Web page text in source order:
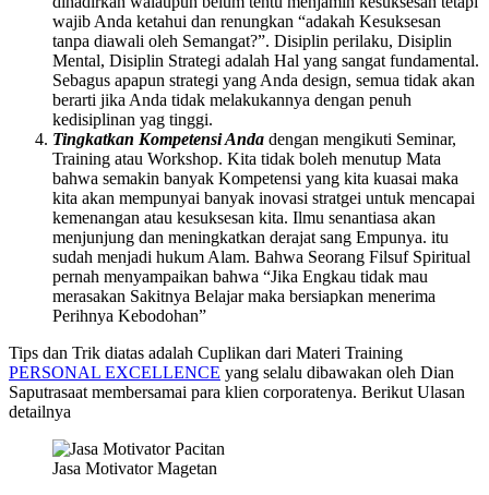
wajib Anda ketahui dan renungkan “adakah Kesuksesan
tanpa diawali oleh Semangat?”. Disiplin perilaku, Disiplin
Mental, Disiplin Strategi adalah Hal yang sangat fundamental.
Sebagus apapun strategi yang Anda design, semua tidak akan
berarti jika Anda tidak melakukannya dengan penuh
kedisiplinan yag tinggi.
Tingkatkan Kompetensi Anda dengan mengikuti Seminar,
Training atau Workshop. Kita tidak boleh menutup Mata
bahwa semakin banyak Kompetensi yang kita kuasai maka
kita akan mempunyai banyak inovasi stratgei untuk mencapai
kemenangan atau kesuksesan kita. Ilmu senantiasa akan
menjunjung dan meningkatkan derajat sang Empunya. itu
sudah menjadi hukum Alam. Bahwa Seorang Filsuf Spiritual
pernah menyampaikan bahwa “Jika Engkau tidak mau
merasakan Sakitnya Belajar maka bersiapkan menerima
Perihnya Kebodohan”
Tips dan Trik diatas adalah Cuplikan dari Materi Training
PERSONAL EXCELLENCE yang selalu dibawakan oleh Dian
Saputrasaat membersamai para klien corporatenya. Berikut Ulasan
detailnya
Jasa Motivator Magetan